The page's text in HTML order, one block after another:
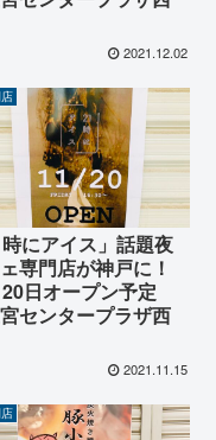
2021.12.02
時にアイス」話題夜
専門店が神戸に！
日オープン予定
宮センタープラザ西
2021.11.15